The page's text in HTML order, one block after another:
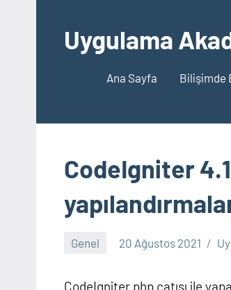
Uygulama
Ana Sayfa Bilişimde
CodeIgniter
Genel 20 Ağustos 2021
CodeIgniter php çatısı ile